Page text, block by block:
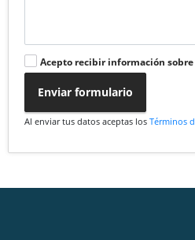
Acepto recibir información
Enviar formulario
Al enviar tus datos aceptas los Términos